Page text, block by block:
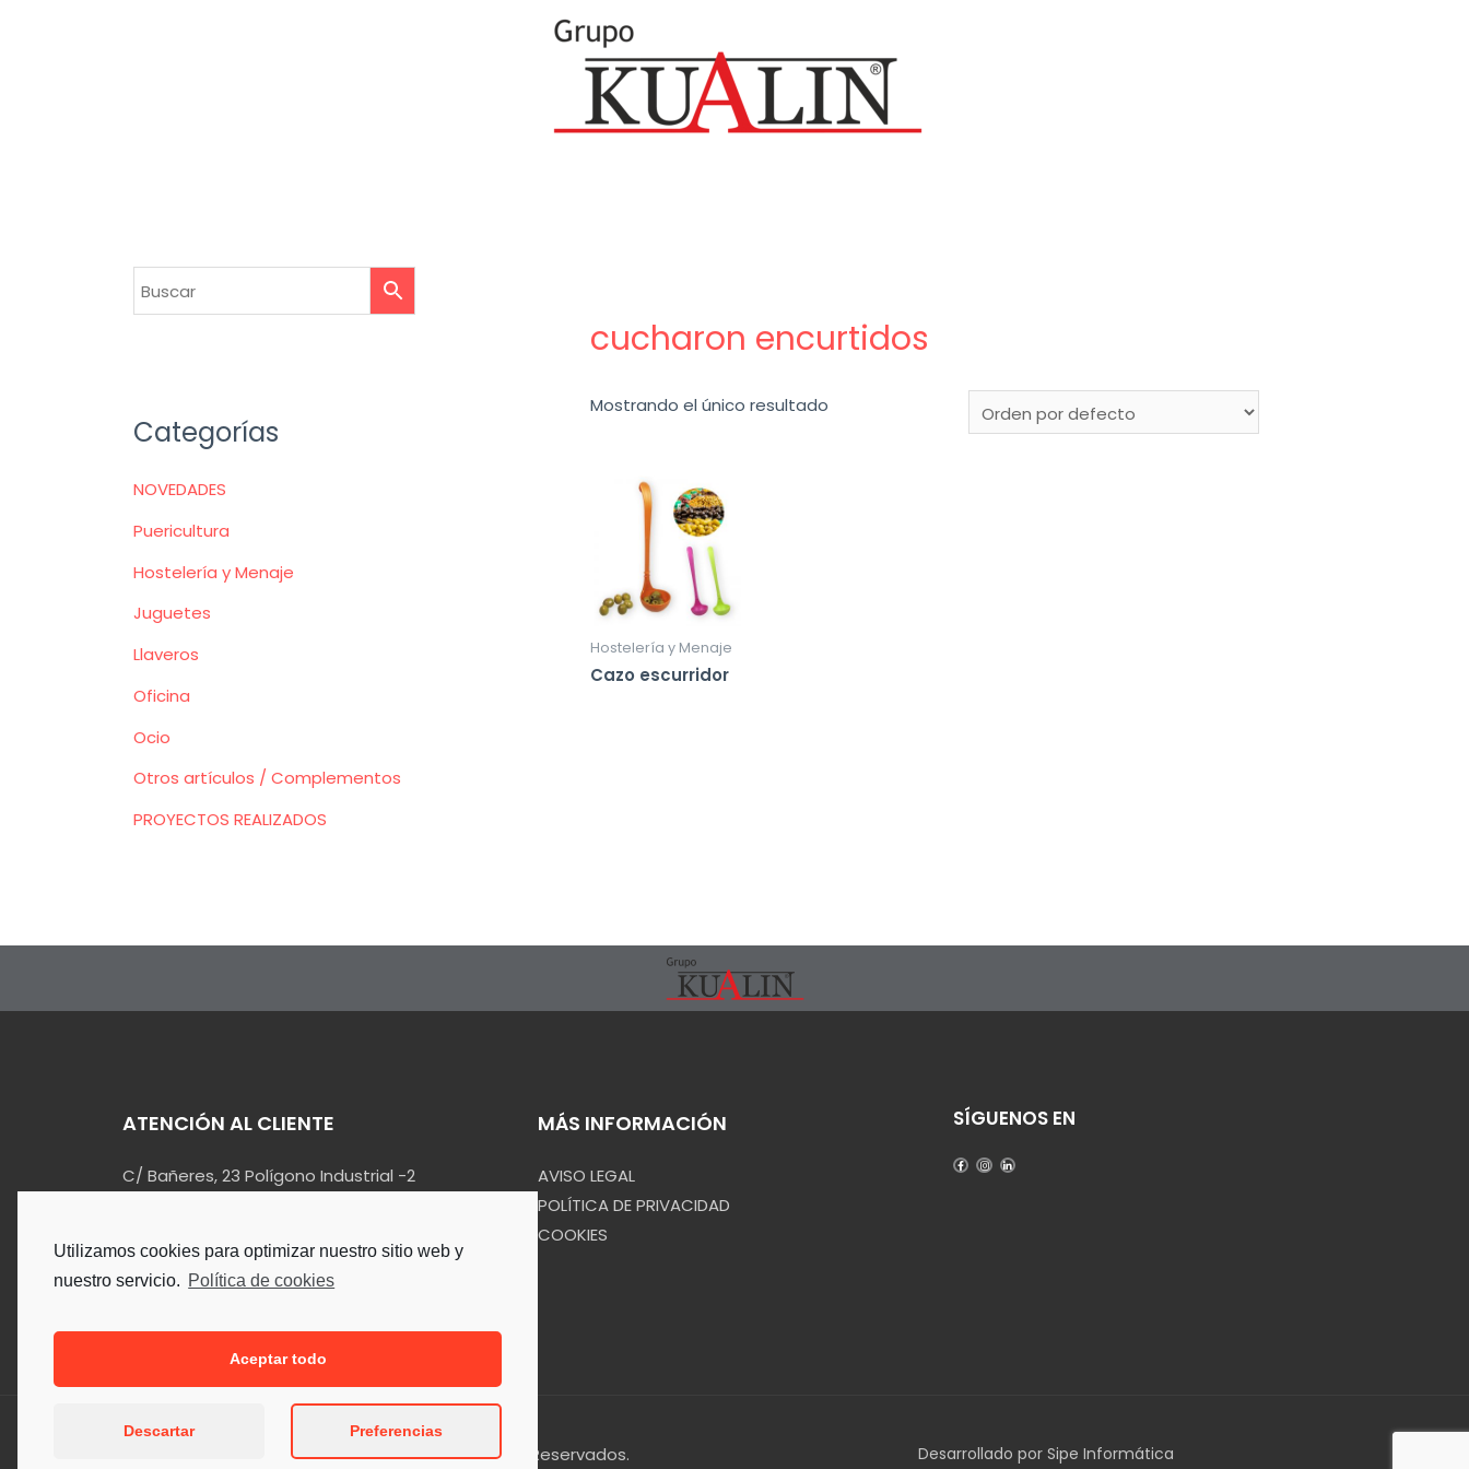
Utilizamos cookies para optimizar nuestro sitio web y
nuestro servicio. Política de cookies
Aceptar todo
Descartar Preferencias
Categorías
NOVEDADES
Puericultura
Hostelería y Menaje
Juguetes
Llaveros
Oficina
Ocio
Otros artículos / Complementos
PROYECTOS REALIZADOS
cucharon encurtidos
Mostrando el único resultado
Hostelería y Menaje
Cazo escurridor
ATENCIÓN AL CLIENTE
C/ Bañeres, 23 Polígono Industrial -2
965 55 34 90
MÁS INFORMACIÓN
AVISO LEGAL
POLÍTICA DE PRIVACIDAD
COOKIES
SÍGUENOS EN
Copyright © 2026. Todos los Derechos Reservados. Desarrollado por Sipe Informática